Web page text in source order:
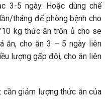
3-5 ngày. Hoặc dùng chế
tháng để phòng bệnh cho
kg thức ăn trộn ủ cho se
ăn, cho ăn 3 – 5 ngày liên
lượng gấp đôi, cho ăn liên
giảm lượng thức ăn của